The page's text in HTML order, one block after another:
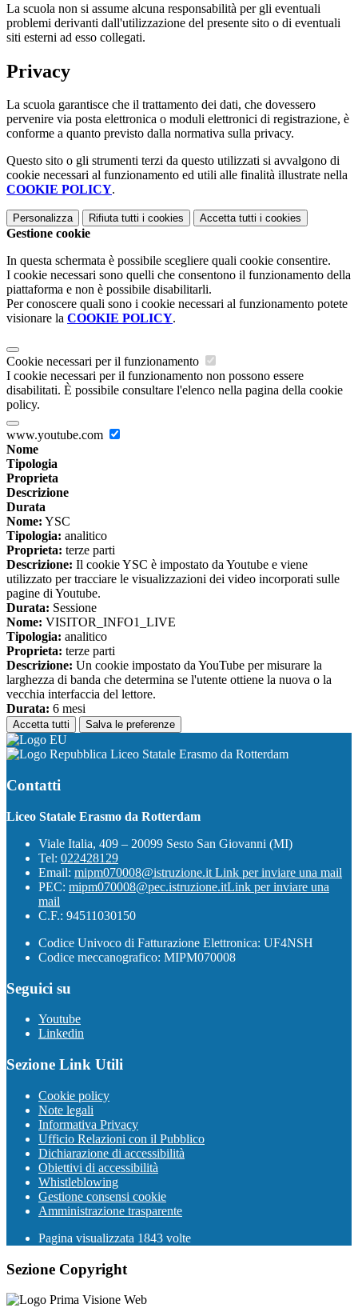
La scuola non si assume alcuna responsabilità per gli eventuali
problemi derivanti dall'utilizzazione del presente sito o di eventuali
siti esterni ad esso collegati.
Privacy
La scuola garantisce che il trattamento dei dati, che dovessero
pervenire via posta elettronica o moduli elettronici di registrazione, è
conforme a quanto previsto dalla normativa sulla privacy.
Questo sito o gli strumenti terzi da questo utilizzati si avvalgono di
cookie necessari al funzionamento ed utili alle finalità illustrate nella
COOKIE POLICY.
Personalizza Rifiuta tutti i cookies Accetta tutti i cookies
Gestione cookie
In questa schermata è possibile scegliere quali cookie consentire.
I cookie necessari sono quelli che consentono il funzionamento della
piattaforma e non è possibile disabilitarli.
Per conoscere quali sono i cookie necessari al funzionamento potete
visionare la COOKIE POLICY.
Cookie necessari per il funzionamento
I cookie necessari per il funzionamento non possono essere
disabilitati. È possibile consultare l'elenco nella pagina della cookie
policy.
www.youtube.com
Nome
Tipologia
Proprieta
Descrizione
Durata
Nome: YSC
Tipologia: analitico
Proprieta: terze parti
Descrizione: Il cookie YSC è impostato da Youtube e viene
utilizzato per tracciare le visualizzazioni dei video incorporati sulle
pagine di Youtube.
Durata: Sessione
Nome: VISITOR_INFO1_LIVE
Tipologia: analitico
Proprieta: terze parti
Descrizione: Un cookie impostato da YouTube per misurare la
larghezza di banda che determina se l'utente ottiene la nuova o la
vecchia interfaccia del lettore.
Durata: 6 mesi
Accetta tutti Salva le preferenze
Liceo Statale Erasmo da Rotterdam
Contatti
Liceo Statale Erasmo da Rotterdam
Viale Italia, 409 – 20099 Sesto San Giovanni (MI)
Tel: 022428129
Email: mipm070008@istruzione.it Link per inviare una mail
PEC: mipm070008@pec.istruzione.itLink per inviare una
mail
C.F.: 94511030150
Codice Univoco di Fatturazione Elettronica: UF4NSH
Codice meccanografico: MIPM070008
Seguici su
Youtube
Linkedin
Sezione Link Utili
Cookie policy
Note legali
Informativa Privacy
Ufficio Relazioni con il Pubblico
Dichiarazione di accessibilità
Obiettivi di accessibilità
Whistleblowing
Gestione consensi cookie
Amministrazione trasparente
Pagina visualizzata 1843 volte
Sezione Copyright